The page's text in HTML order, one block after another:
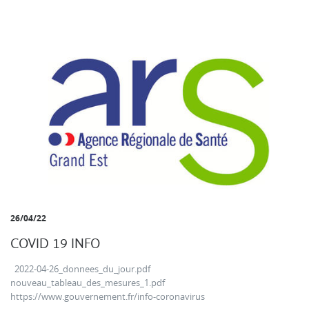
26/04/22
COVID 19 INFO
2022-04-26_donnees_du_jour.pdf
nouveau_tableau_des_mesures_1.pdf
https://www.gouvernement.fr/info-coronavirus